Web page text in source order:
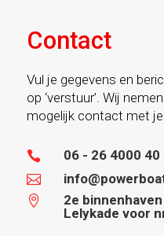
Contact
Vul je gegevens en
op ‘verstuur’. Wij
mogelijk contact met
 06 - 26 4000 40


2e
Lelykade voor